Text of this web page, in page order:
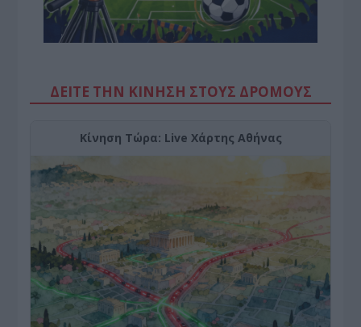
ΔΕΙΤΕ ΤΗΝ ΚΙΝΗΣΗ ΣΤΟΥΣ ΔΡΌΜΟΥΣ
Κίνηση Τώρα: Live Χάρτης Αθήνας